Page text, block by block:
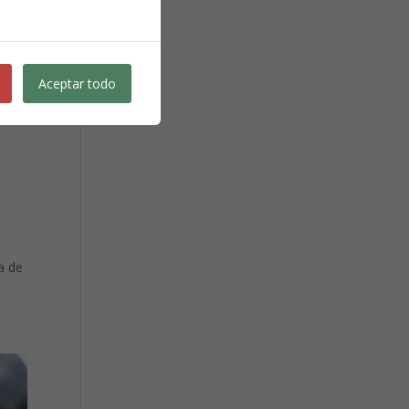
de
Aceptar todo